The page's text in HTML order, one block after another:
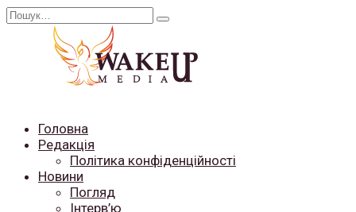
Перейти
Search
Головна
Редакція
Політика конфіденційності
Новини
Погляд
Інтерв’ю